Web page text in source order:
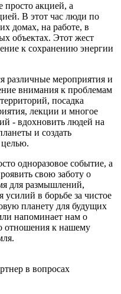
просто акцией, а
В этот час люди по
домах, на работе, в
объектах. Этот жест
к сохранению энергии
различные мероприятия и
внимания к проблемам
посадка
лекции и многое
- вдохновить людей на
и создать
одноразовое событие, а
свою заботу о
для размышлений,
в борьбе за чистое
планету для будущих
напоминает нам о
отношения к нашему
в вопросах